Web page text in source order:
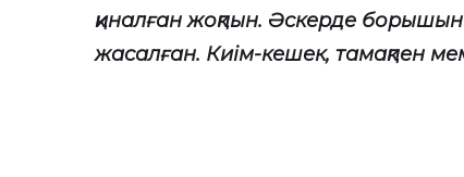
қиналған жоқпын. Әскерде
жасалған. Киім-кешек, тамақпен